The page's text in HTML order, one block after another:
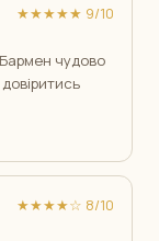
★★★★★ 9/10
чудово
★★★★☆ 8/10